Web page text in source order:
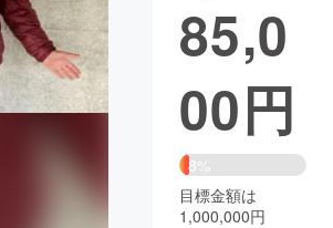
ジー・ガジェット ゲーム・
書籍・雑誌
チャレンジ
り・地域活性化
85,0
00円
8%
目標金額は
1,000,000円